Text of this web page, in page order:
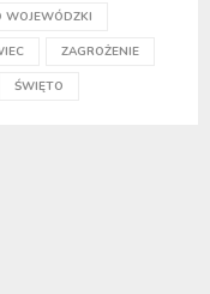
WOJEWÓDZKI
ZAGROŻENIE
ŚWIĘTO